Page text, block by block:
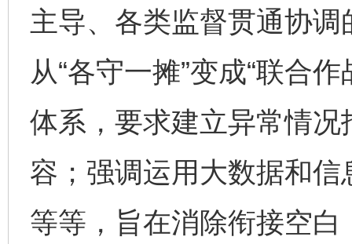
主导、各类监督贯通协
从“各守一摊”变成“联合
体系，要求建立异常情
容；强调运用大数据和
等等，旨在消除衔接空白